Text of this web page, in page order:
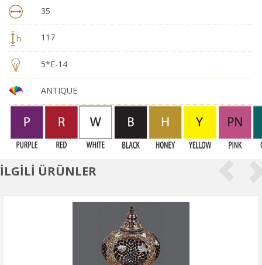
35
117
5*E-14
ANTIQUE
İLGİLİ ÜRÜNLER